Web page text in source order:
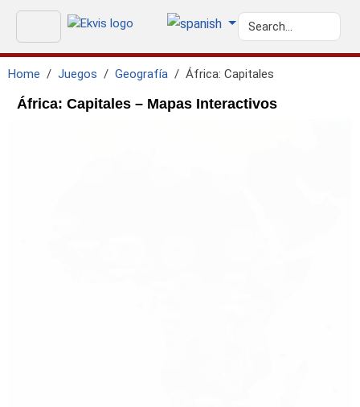
Home Juegos Geografía África: Capitales
África: Capitales – Mapas Interactivos